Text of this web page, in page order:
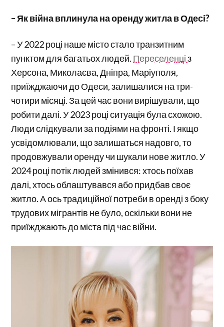
– Як війна вплинула на оренду житла в Одесі?
– У 2022 році наше місто стало транзитним
пунктом для багатьох людей. Переселенціз
Херсона, Миколаєва, Дніпра, Маріуполя,
приїжджаючи до Одеси, залишалися на три-
чотири місяці. За цей час вони вирішували, що
робити далі. У 2023 році ситуація була схожою.
Люди слідкували за подіями на фронті. І якщо
усвідомлювали, що залишаться надовго, то
продовжували оренду чи шукали нове житло. У
2024 році потік людей змінився: хтось поїхав
далі, хтось облаштувався або придбав своє
житло. А ось традиційної потреби в оренді з боку
трудових мігрантів не було, оскільки вони не
приїжджають до міста під час війни.